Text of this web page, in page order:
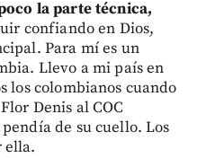
la parte técnica,
confiando en Dios,
Para mí es un
Llevo a mi país en
los colombianos cuando
Denis al COC
de su cuello. Los
ella.